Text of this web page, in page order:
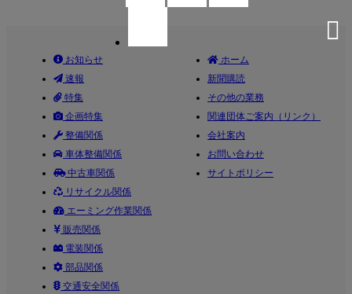
お知らせ
速報
特集
企画特集
整備関係
車体整備関係
中古車関係
リサイクル関係
エーミング作業関係
販売関係
電装関係
部品関係
交通安全関係
ホーム
新聞購読
その他の業務
関連団体ご案内（リンク）
会社案内
お問い合わせ
サイトポリシー